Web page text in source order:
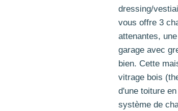
dressing/
vous offre 3
attenantes,
garage avec
bien. Cette
vitrage bois
d'une toiture
système de